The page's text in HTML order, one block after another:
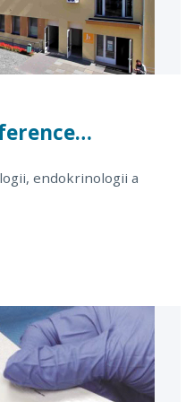
endokrinologii a